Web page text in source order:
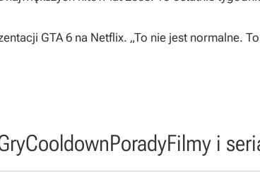
GTA 6 na Netflix. „To nie jest normalne.
CooldownPoradyFilmy i